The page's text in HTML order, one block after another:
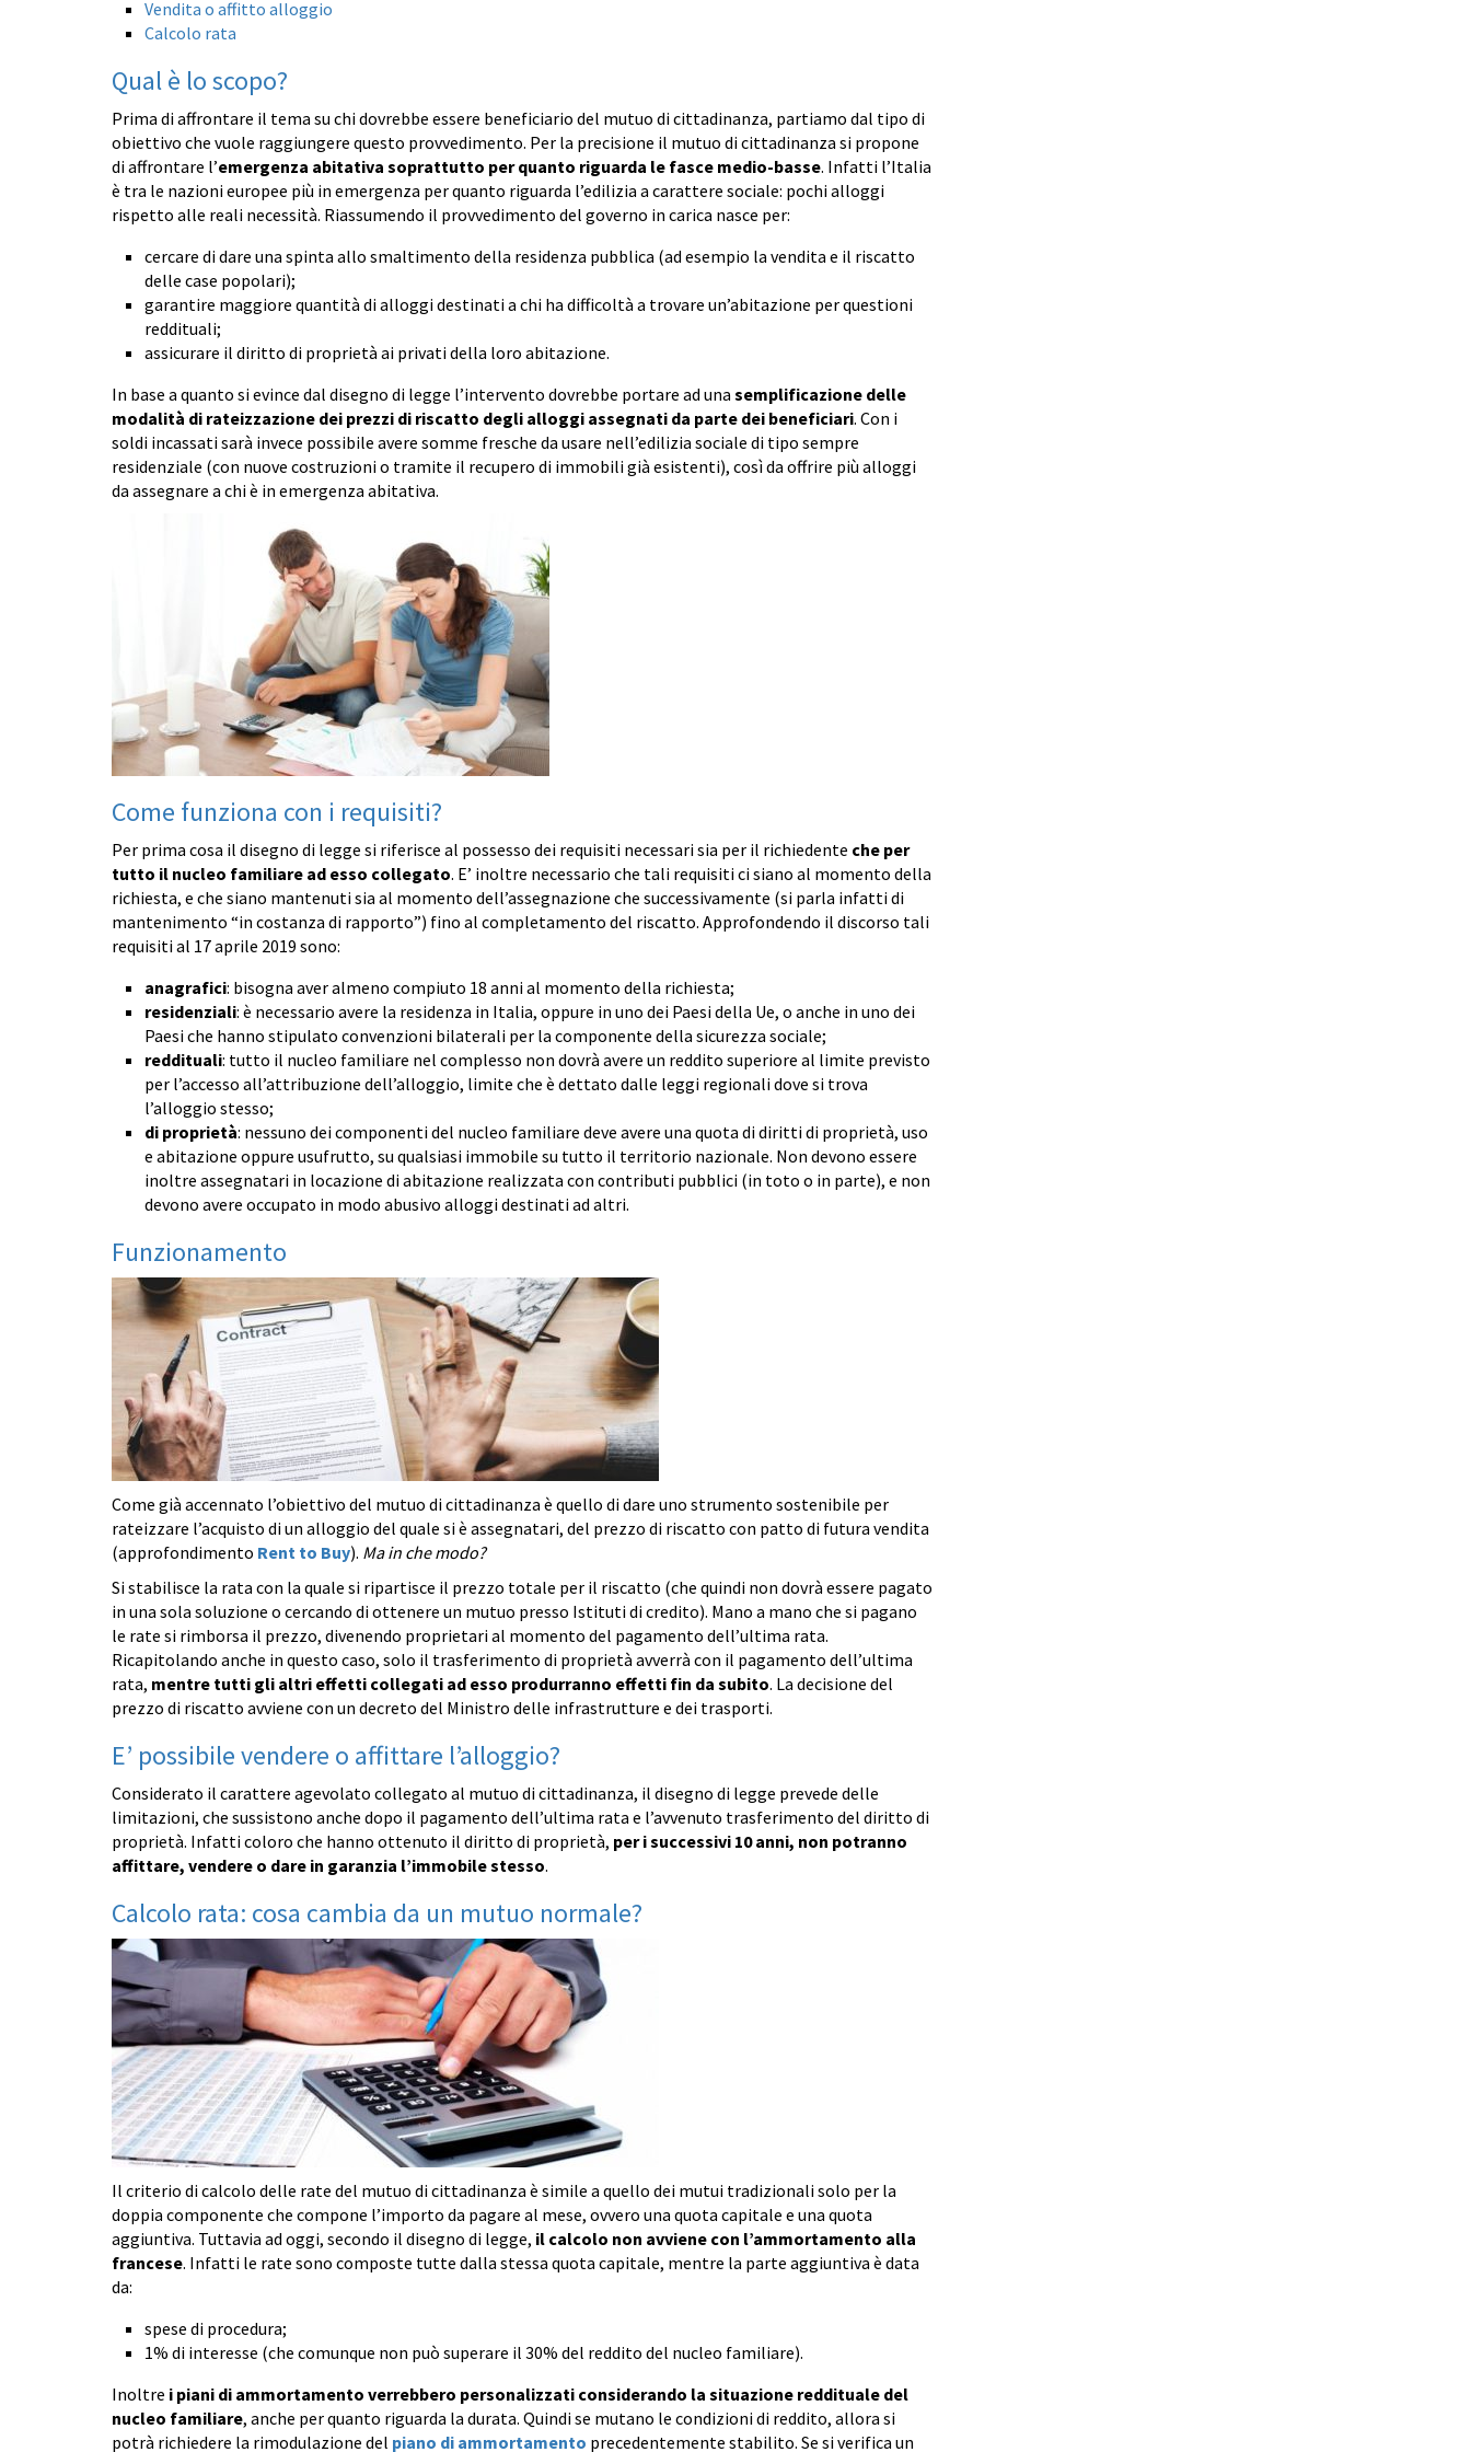
Vendita o affitto alloggio
Calcolo rata
Qual è lo scopo?
Prima di affrontare il tema su chi dovrebbe essere beneficiario del mutuo di cittadinanza, partiamo dal tipo di
obiettivo che vuole raggiungere questo provvedimento. Per la precisione il mutuo di cittadinanza si propone
di affrontare l’emergenza abitativa soprattutto per quanto riguarda le fasce medio-basse. Infatti l’Italia
è tra le nazioni europee più in emergenza per quanto riguarda l’edilizia a carattere sociale: pochi alloggi
rispetto alle reali necessità. Riassumendo il provvedimento del governo in carica nasce per:
cercare di dare una spinta allo smaltimento della residenza pubblica (ad esempio la vendita e il riscatto
delle case popolari);
garantire maggiore quantità di alloggi destinati a chi ha difficoltà a trovare un’abitazione per questioni
reddituali;
assicurare il diritto di proprietà ai privati della loro abitazione.
In base a quanto si evince dal disegno di legge l’intervento dovrebbe portare ad una semplificazione delle
modalità di rateizzazione dei prezzi di riscatto degli alloggi assegnati da parte dei beneficiari. Con i
soldi incassati sarà invece possibile avere somme fresche da usare nell’edilizia sociale di tipo sempre
residenziale (con nuove costruzioni o tramite il recupero di immobili già esistenti), così da offrire più alloggi
da assegnare a chi è in emergenza abitativa.
Come funziona con i requisiti?
Per prima cosa il disegno di legge si riferisce al possesso dei requisiti necessari sia per il richiedente che per
tutto il nucleo familiare ad esso collegato. E’ inoltre necessario che tali requisiti ci siano al momento della
richiesta, e che siano mantenuti sia al momento dell’assegnazione che successivamente (si parla infatti di
mantenimento “in costanza di rapporto”) fino al completamento del riscatto. Approfondendo il discorso tali
requisiti al 17 aprile 2019 sono:
anagrafici: bisogna aver almeno compiuto 18 anni al momento della richiesta;
residenziali: è necessario avere la residenza in Italia, oppure in uno dei Paesi della Ue, o anche in uno dei
Paesi che hanno stipulato convenzioni bilaterali per la componente della sicurezza sociale;
reddituali: tutto il nucleo familiare nel complesso non dovrà avere un reddito superiore al limite previsto
per l’accesso all’attribuzione dell’alloggio, limite che è dettato dalle leggi regionali dove si trova
l’alloggio stesso;
di proprietà: nessuno dei componenti del nucleo familiare deve avere una quota di diritti di proprietà, uso
e abitazione oppure usufrutto, su qualsiasi immobile su tutto il territorio nazionale. Non devono essere
inoltre assegnatari in locazione di abitazione realizzata con contributi pubblici (in toto o in parte), e non
devono avere occupato in modo abusivo alloggi destinati ad altri.
Funzionamento
Come già accennato l’obiettivo del mutuo di cittadinanza è quello di dare uno strumento sostenibile per
rateizzare l’acquisto di un alloggio del quale si è assegnatari, del prezzo di riscatto con patto di futura vendita
(approfondimento Rent to Buy). Ma in che modo?
Si stabilisce la rata con la quale si ripartisce il prezzo totale per il riscatto (che quindi non dovrà essere pagato
in una sola soluzione o cercando di ottenere un mutuo presso Istituti di credito). Mano a mano che si pagano
le rate si rimborsa il prezzo, divenendo proprietari al momento del pagamento dell’ultima rata.
Ricapitolando anche in questo caso, solo il trasferimento di proprietà avverrà con il pagamento dell’ultima
rata, mentre tutti gli altri effetti collegati ad esso produrranno effetti fin da subito. La decisione del
prezzo di riscatto avviene con un decreto del Ministro delle infrastrutture e dei trasporti.
E’ possibile vendere o affittare l’alloggio?
Considerato il carattere agevolato collegato al mutuo di cittadinanza, il disegno di legge prevede delle
limitazioni, che sussistono anche dopo il pagamento dell’ultima rata e l’avvenuto trasferimento del diritto di
proprietà. Infatti coloro che hanno ottenuto il diritto di proprietà, per i successivi 10 anni, non potranno
affittare, vendere o dare in garanzia l’immobile stesso.
Calcolo rata: cosa cambia da un mutuo normale?
Il criterio di calcolo delle rate del mutuo di cittadinanza è simile a quello dei mutui tradizionali solo per la
doppia componente che compone l’importo da pagare al mese, ovvero una quota capitale e una quota
aggiuntiva. Tuttavia ad oggi, secondo il disegno di legge, il calcolo non avviene con l’ammortamento alla
francese. Infatti le rate sono composte tutte dalla stessa quota capitale, mentre la parte aggiuntiva è data
da:
spese di procedura;
1% di interesse (che comunque non può superare il 30% del reddito del nucleo familiare).
Inoltre i piani di ammortamento verrebbero personalizzati considerando la situazione reddituale del
nucleo familiare, anche per quanto riguarda la durata. Quindi se mutano le condizioni di reddito, allora si
potrà richiedere la rimodulazione del piano di ammortamento precedentemente stabilito. Se si verifica un